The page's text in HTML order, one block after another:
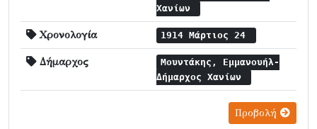
Χανίων
Χρονολογία 1914 Μάρτιος 24
Δήμαρχος
Μουντάκης, Εμμανουήλ-
Δήμαρχος Χανίων
Προβολή